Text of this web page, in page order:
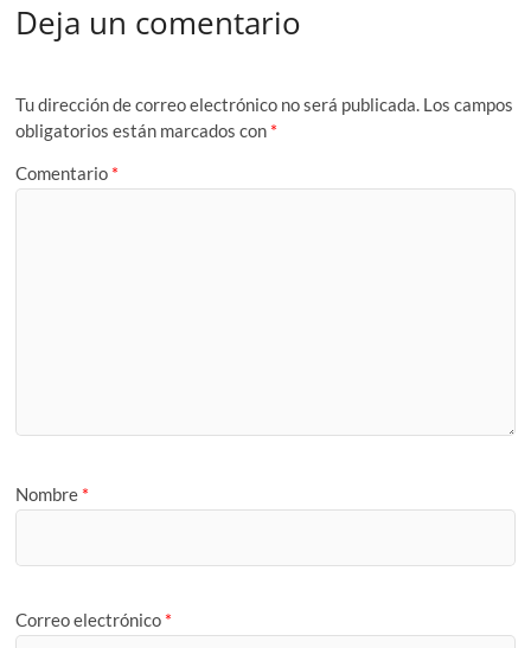
Deja un comentario
Tu dirección de correo electrónico no será publicada. Los campos
obligatorios están marcados con *
Comentario *
Nombre *
Correo electrónico *